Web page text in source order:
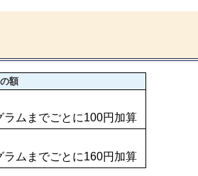
額
ムまでごとに100円加算
ムまでごとに160円加算